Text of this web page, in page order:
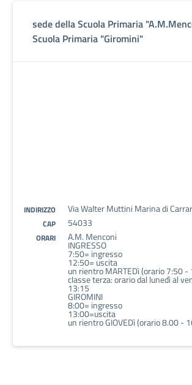
sede della Scuola Primaria
Scuola Primaria "Giromini"
INDIRIZZO Via Walter Muttini Marina di
CAP 54033
ORARI A.M. Menconi
INGRESSO
7:50= ingresso
12:50= uscita
un rientro MARTEDì (orario 7:50 -
classe terza: orario dal lunedì al
13:15
GIROMINI
8:00= ingresso
13:00=uscita
un rientro GIOVEDì (orario 8.00 -